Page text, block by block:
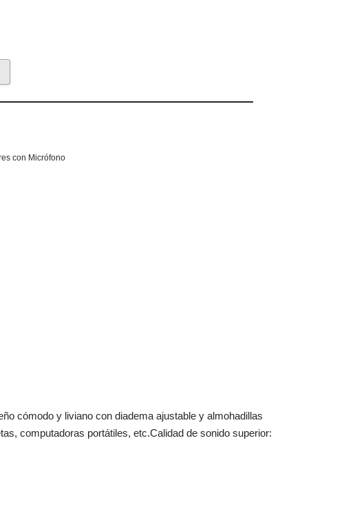
con Micrófono
cómodo y liviano con diadema ajustable y almohadillas
computadoras portátiles, etc.Calidad de sonido superior: